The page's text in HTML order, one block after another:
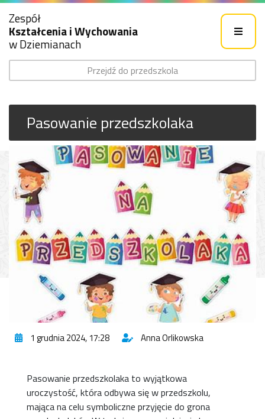
Zespół
Kształcenia i Wychowania
w Dziemianach
Przejdź do przedszkola
Pasowanie przedszkolaka
1 grudnia 2024, 17:28 Anna Orlikowska
Pasowanie przedszkolaka to wyjątkowa
uroczystość, która odbywa się w przedszkolu,
mająca na celu symboliczne przyjęcie do grona